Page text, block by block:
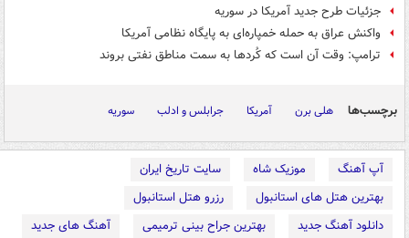
جزئیات طرح جدید آمریکا در سوریه
واکنش عراق به حمله خمپاره‌ای به پایگاه نظامی آمریکا
ترامپ: وقت آن است که کُردها به سمت مناطق نفتی بروند
برچسب‌ها هلی برن آمریکا جرابلس و ادلب سوریه
آپ آهنگ موزیک شاه
سایت تاریخ ایران
بهترین هتل های استانبول
رزرو هتل استانبول
دانلود آهنگ جدید
بهترین جراح بینی ترمیمی
آهنگ های جدید